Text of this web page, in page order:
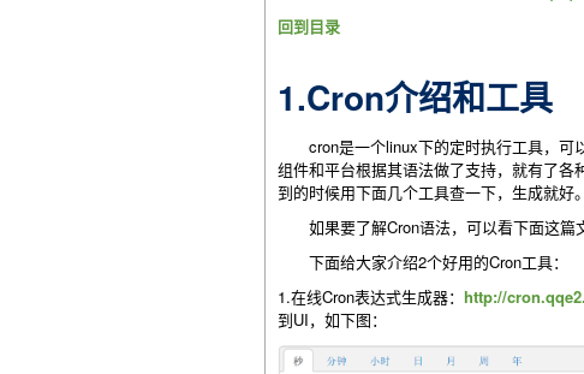
回到目录
1.Cron介绍和工具
cron是一个linux下的定时执行工具，可
组件和平台根据其语法做了支持，就有了
到的时候用下面几个工具查一下，生成就好
如果要了解Cron语法，可以看下面这篇
下面给大家介绍2个好用的Cron工具：
1.在线Cron表达式生成器： http://
到UI，如下图：